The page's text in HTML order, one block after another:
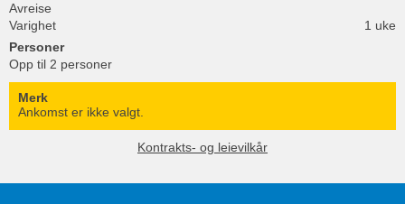
Avreise
Varighet
1 uke
Personer
Opp til 2 personer
Merk
Ankomst er ikke valgt.
Kontrakts- og leievilkår